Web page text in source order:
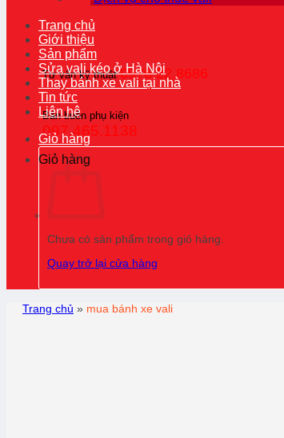
Tư vấn kỹ thuật 0976.22.8686
Bán buôn phụ kiện
097.465.1138
Giỏ hàng
Trang chủ
Giới thiệu
Sản phẩm
Sửa vali kéo ở Hà Nội
Thay bánh xe vali tại nhà
Tin tức
Liên hệ
Giỏ hàng
Chưa có sản phẩm trong giỏ hàng.
Quay trở lại cửa hàng
Trang chủ » mua bánh xe vali